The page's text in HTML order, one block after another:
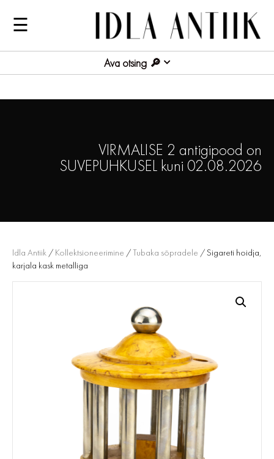
☰
Ava otsing
VIRMALISE 2 antigipood on
SUVEPUHKUSEL kuni 02.08.2026
Idla Antiik / Kollektsioneerimine /Tubaka sõpradele / Sigareti hoidja,
karjala kask metalliga